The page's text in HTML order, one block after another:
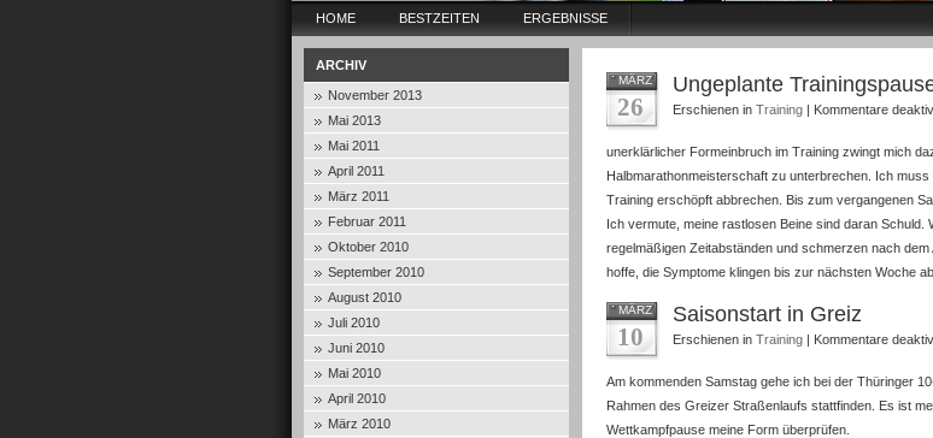
HOME BESTZEITEN ERGEBNISSE
ARCHIV
November 2013
Mai 2013
Mai 2011
April 2011
März 2011
Februar 2011
Oktober 2010
September 2010
August 2010
Juli 2010
Juni 2010
Mai 2010
April 2010
März 2010
MÄRZ
26
Ungeplante
Erschienen in Training| Kommentare
unerklärlicher Formeinbruch im Training zwingt mich
Halbmarathonmeisterschaft zu unterbrechen. Ich
Training erschöpft abbrechen. Bis zum vergangenen
Ich vermute, meine rastlosen Beine sind daran
regelmäßigen Zeitabständen und schmerzen nach
hoffe, die Symptome klingen bis zur nächsten Woche
MÄRZ
10
Saisonstart in Greiz
Erschienen in Training| Kommentare
Am kommenden Samstag gehe ich bei der Thüringer
Rahmen des Greizer Straßenlaufs stattfinden. Es ist
Wettkampfpause meine Form überprüfen.